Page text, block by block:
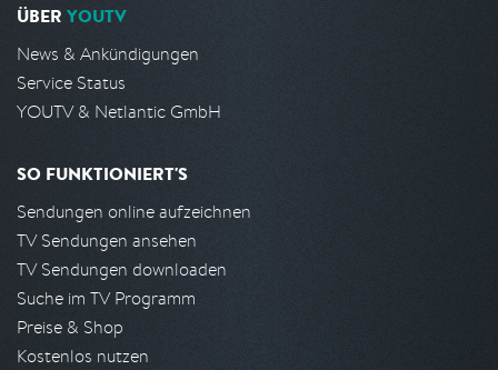
ÜBER YOUTV
News & Ankündigungen
Service Status
YOUTV & Netlantic GmbH
SO FUNKTIONIERT'S
Sendungen online aufzeichnen
TV Sendungen ansehen
TV Sendungen downloaden
Suche im TV Programm
Preise & Shop
Kostenlos nutzen